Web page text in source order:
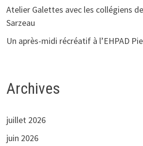
Atelier Galettes avec les collégiens
Sarzeau
Un après-midi récréatif à l’EHPAD
Archives
juillet 2026
juin 2026